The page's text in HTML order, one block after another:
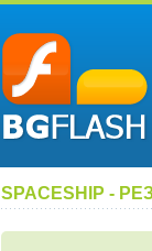
SPACESHIP -